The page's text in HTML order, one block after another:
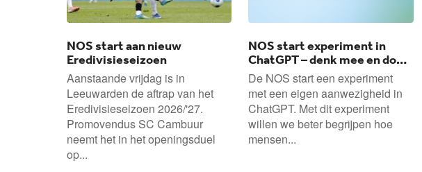
NOS start aan nieuw
Eredivisieseizoen
Aanstaande vrijdag is in
Leeuwarden de aftrap van het
Eredivisieseizoen 2026/'27.
Promovendus SC Cambuur
neemt het in het openingsduel
op...
NOS start experiment in
ChatGPT – denk mee en doe
mee
De NOS start een experiment
met een eigen aanwezigheid in
ChatGPT. Met dit experiment
willen we beter begrijpen hoe
mensen...